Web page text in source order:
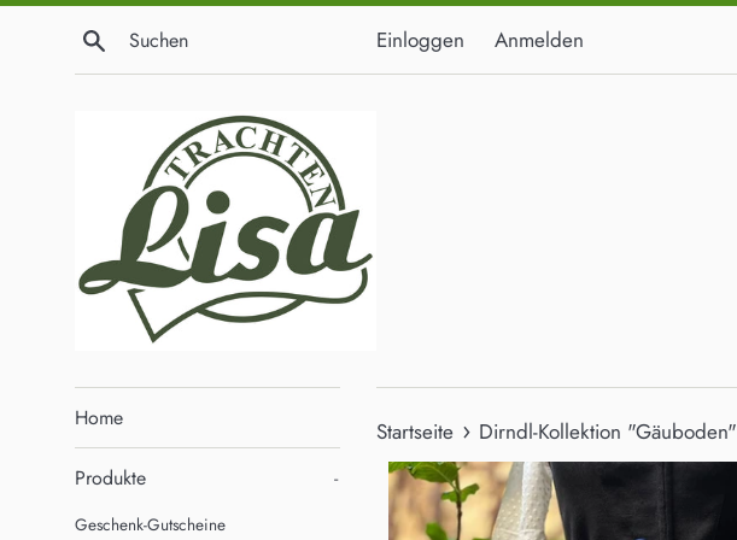
Direkt
Suchen Einloggen Anmelden
Home
Produkte -
Geschenk-Gutscheine
Startseite › Dirndl-Kollektion "Gäuboden"